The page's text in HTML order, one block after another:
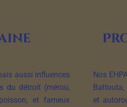
aussi influences
du détroit (mérou,
et fameux
Nos
Battouta,
et